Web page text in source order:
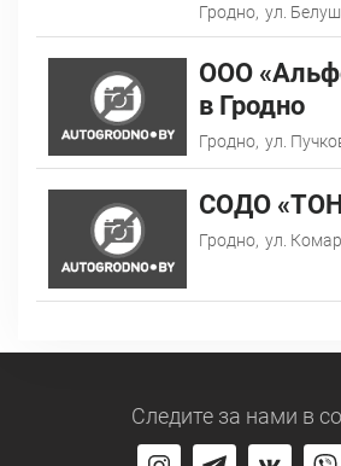
Гродно, ул.
ООО
в Гродно
Гродно, ул.
СОДО «ТОН
Гродно, ул.
Следите за нами в